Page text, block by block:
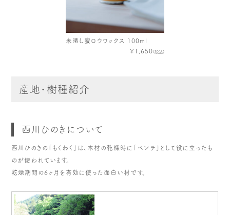
未晒し蜜ロウワックス 100ml
¥1,650 (税込)
産地・樹種紹介
西川ひのきについて
西川ひのきの「もくわく」は、木材の乾燥時に「ベンチ」として役に立ったも
のが使われています。
乾燥期間の6ヶ月を有効に使った面白い材です。